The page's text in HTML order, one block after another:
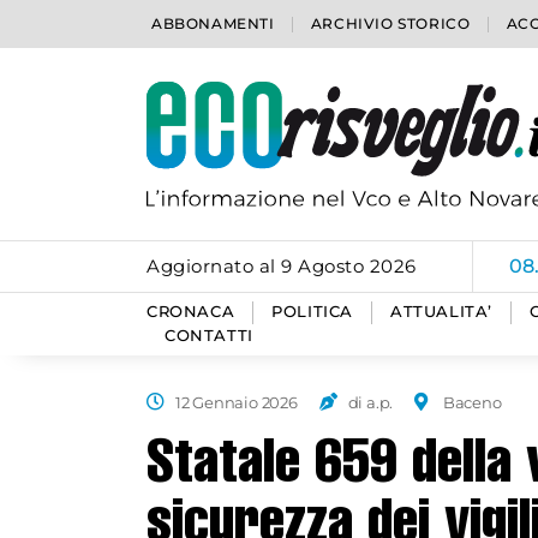
ABBONAMENTI ARCHIVIO STORICO
Aggiornato al 9 Agosto 2026
CRONACA POLITICA ATTUALITA’
CONTATTI
12 Gennaio 2026 di a.p. Baceno
Statale 659 della